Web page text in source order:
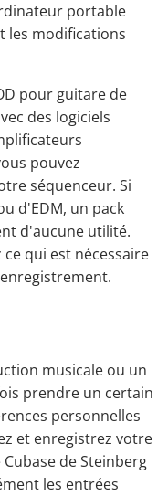
portable
les modifications
pour guitare de
des logiciels
pouvez
séquenceur. Si
d'EDM, un pack
d'aucune utilité.
qui est nécessaire
musicale ou un
prendre un certain
personnelles
et enregistrez votre
de Steinberg
les entrées